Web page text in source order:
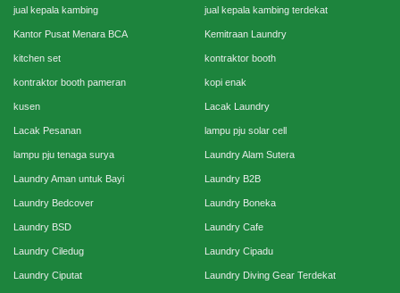
jual kepala kambing jual kepala kambing terdekat
Kantor Pusat Menara BCA Kemitraan Laundry
kitchen set kontraktor booth
kontraktor booth pameran kopi enak
kusen Lacak Laundry
Lacak Pesanan lampu pju solar cell
lampu pju tenaga surya Laundry Alam Sutera
Laundry Aman untuk Bayi Laundry B2B
Laundry Bedcover Laundry Boneka
Laundry BSD Laundry Cafe
Laundry Ciledug Laundry Cipadu
Laundry Ciputat Laundry Diving Gear Terdekat